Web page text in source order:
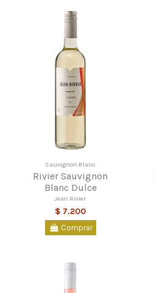
Sauvignon Blanc
Rivier Sauvignon
Blanc Dulce
Jean Rivier
$ 7.200
Comprar